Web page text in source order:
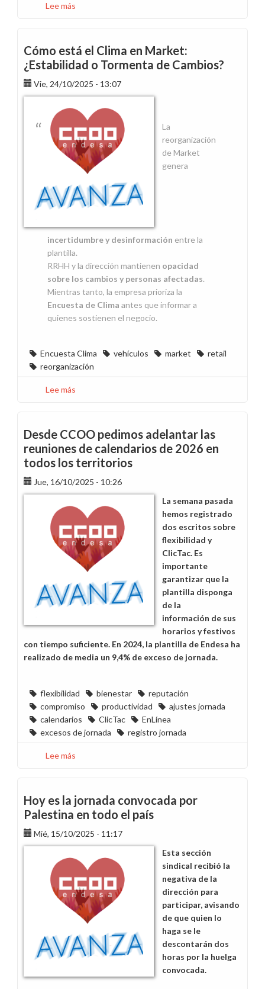
Lee más
Clima
no
permite
reflejar
el
malestar
la
plantilla
Cómo está el Clima en Market:
¿Estabilidad o Tormenta de Cambios?
Vie, 24/10/2025 - 13:07
La
reorganización
de Market
genera
incertidumbre y desinformación entre la
plantilla.
RRHH y la dirección mantienen opacidad
sobre los cambios y personas afectadas.
Mientras tanto, la empresa prioriza la
Encuesta de Clima antes que informar a
quienes sostienen el negocio.
Encuesta Clima vehículos market
retail
reorganización
Lee más
el
Clima
en
Market:
¿Estabilidad
o
Tormenta
Cambios?
Desde CCOO pedimos adelantar las
reuniones de calendarios de 2026 en
todos los territorios
Jue, 16/10/2025 - 10:26
La semana pasada
hemos registrado
dos escritos sobre
flexibilidad y
ClicTac. Es
importante
garantizar que la
plantilla disponga
de la
información de sus
horarios y festivos
con tiempo suficiente. En 2024, la plantilla de Endesa ha
realizado de media un 9,4% de exceso de jornada.
flexibilidad bienestar
reputación
compromiso
productividad
ajustes jornada
calendarios
ClicTac
EnLínea
excesos de jornada
registro jornada
Lee más
pedimos
adelantar
las
reuniones
de
calendarios
2026
en
todos
los
territorios
Hoy es la jornada convocada por
Palestina en todo el país
Mié, 15/10/2025 - 11:17
Esta sección
sindical recibió la
negativa de la
dirección para
participar, avisando
de que quien lo
haga se le
descontarán dos
horas por la huelga
convocada.